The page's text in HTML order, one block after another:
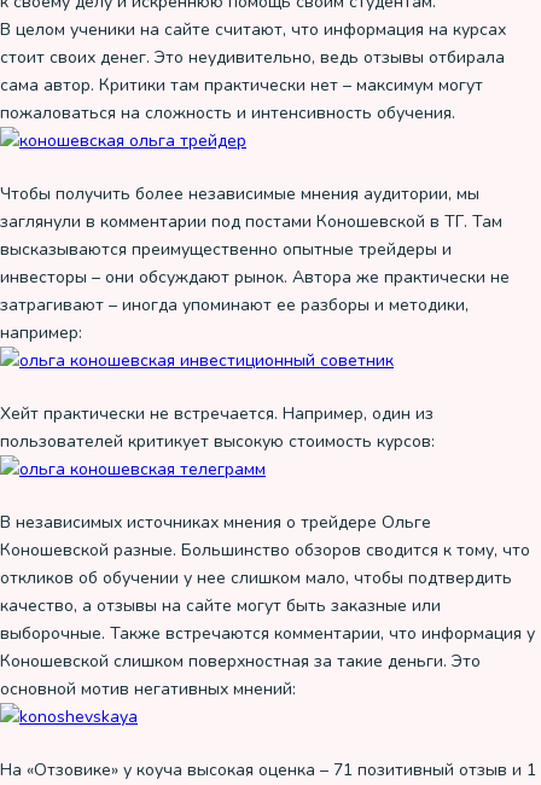
В целом ученики на сайте считают, что информация на курсах
стоит своих денег. Это неудивительно, ведь отзывы отбирала
сама автор. Критики там практически нет – максимум могут
пожаловаться на сложность и интенсивность обучения.
Чтобы получить более независимые мнения аудитории, мы
заглянули в комментарии под постами Коношевской в ТГ. Там
высказываются преимущественно опытные трейдеры и
инвесторы – они обсуждают рынок. Автора же практически не
затрагивают – иногда упоминают ее разборы и методики,
например:
Хейт практически не встречается. Например, один из
пользователей критикует высокую стоимость курсов:
В независимых источниках мнения о трейдере Ольге
Коношевской разные. Большинство обзоров сводится к тому, что
откликов об обучении у нее слишком мало, чтобы подтвердить
качество, а отзывы на сайте могут быть заказные или
выборочные. Также встречаются комментарии, что информация у
Коношевской слишком поверхностная за такие деньги. Это
основной мотив негативных мнений:
На «Отзовике» у коуча высокая оценка – 71 позитивный отзыв и 1